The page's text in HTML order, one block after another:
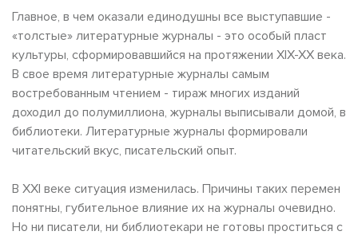
Главное, в чем оказали единодушны все выступавшие -
«толстые» литературные журналы - это особый пласт
культуры, сформировавшийся на протяжении XIX-XX века.
В свое время литературные журналы самым
востребованным чтением - тираж многих изданий
доходил до полумиллиона, журналы выписывали домой, в
библиотеки. Литературные журналы формировали
читательский вкус, писательский опыт.
В XXI веке ситуация изменилась. Причины таких перемен
понятны, губительное влияние их на журналы очевидно.
Но ни писатели, ни библиотекари не готовы проститься с